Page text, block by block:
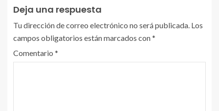
Deja una respuesta
Tu dirección de correo electrónico no será publicada. Los
campos obligatorios están marcados con*
Comentario *